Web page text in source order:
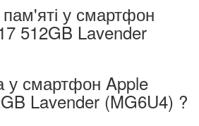
у смартфон
512GB Lavender
у смартфон Apple
Lavender (MG6U4) ?